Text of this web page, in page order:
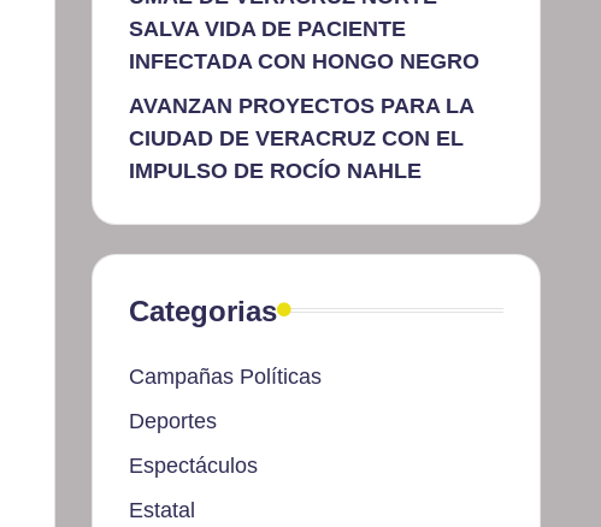
SALVA VIDA DE PACIENTE
INFECTADA CON HONGO NEGRO
AVANZAN PROYECTOS PARA LA
CIUDAD DE VERACRUZ CON EL
IMPULSO DE ROCÍO NAHLE
Categorias
Campañas Políticas
Deportes
Espectáculos
Estatal